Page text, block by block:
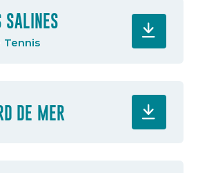
SALINES
Tennis
DE MER